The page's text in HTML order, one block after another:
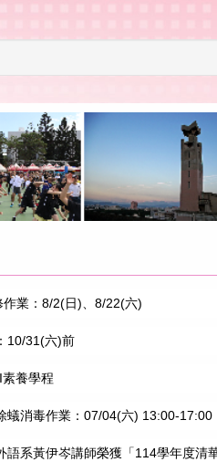
作業：8/2(日)、8/22(六)
10/31(六)前
素養學程
蟻消毒作業：07/04(六) 13:00-17:00
語系黃伊岑講師榮獲「114學年度清